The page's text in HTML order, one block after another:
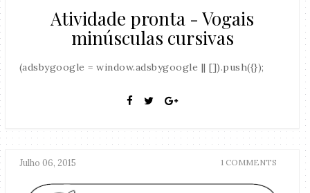
Atividade pronta - Vogais
minúsculas cursivas
(adsbygoogle = window.adsbygoogle || []).push({});
Julho 06, 2015 1 COMMENTS